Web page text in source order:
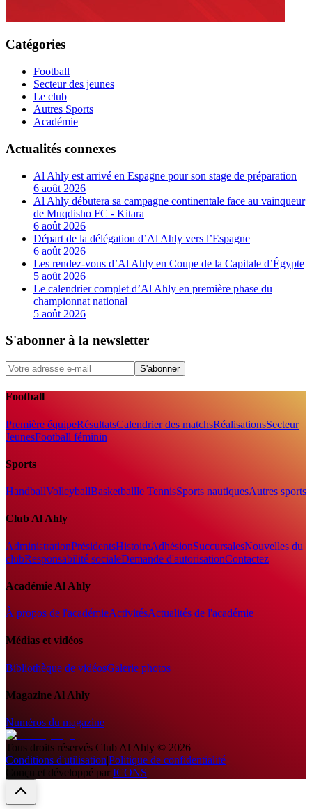
Catégories
Football
Secteur des jeunes
Le club
Autres Sports
Académie
Actualités connexes
Al Ahly est arrivé en Espagne pour son stage de préparation
6 août 2026
Al Ahly débutera sa campagne continentale face au vainqueur
de Muqdisho FC - Kitara
6 août 2026
Départ de la délégation d’Al Ahly vers l’Espagne
6 août 2026
Les rendez-vous d’Al Ahly en Coupe de la Capitale d’Égypte
5 août 2026
Le calendrier complet d’Al Ahly en première phase du
championnat national
5 août 2026
S'abonner à la newsletter
S'abonner
Football
Première équipeRésultatsCalendrier des matchsRéalisationsSecteur
JeunesFootball féminin
Sports
HandballVolleyballBasketballle TennisSports nautiquesAutres sports
Club Al Ahly
AdministrationPrésidentsHistoireAdhésionSuccursalesNouvelles du
clubResponsabilité socialeDemande d'autorisationContactez
Académie Al Ahly
À propos de l'académieActivitésActualités de l'académie
Médias et vidéos
Bibliothèque de vidéosGalerie photos
Magazine Al Ahly
Numéros du magazine
Tous droits réservés Club Al Ahly © 2026
Conditions d'utilisation|Politique de confidentialité
Conçu et développé par ICONS